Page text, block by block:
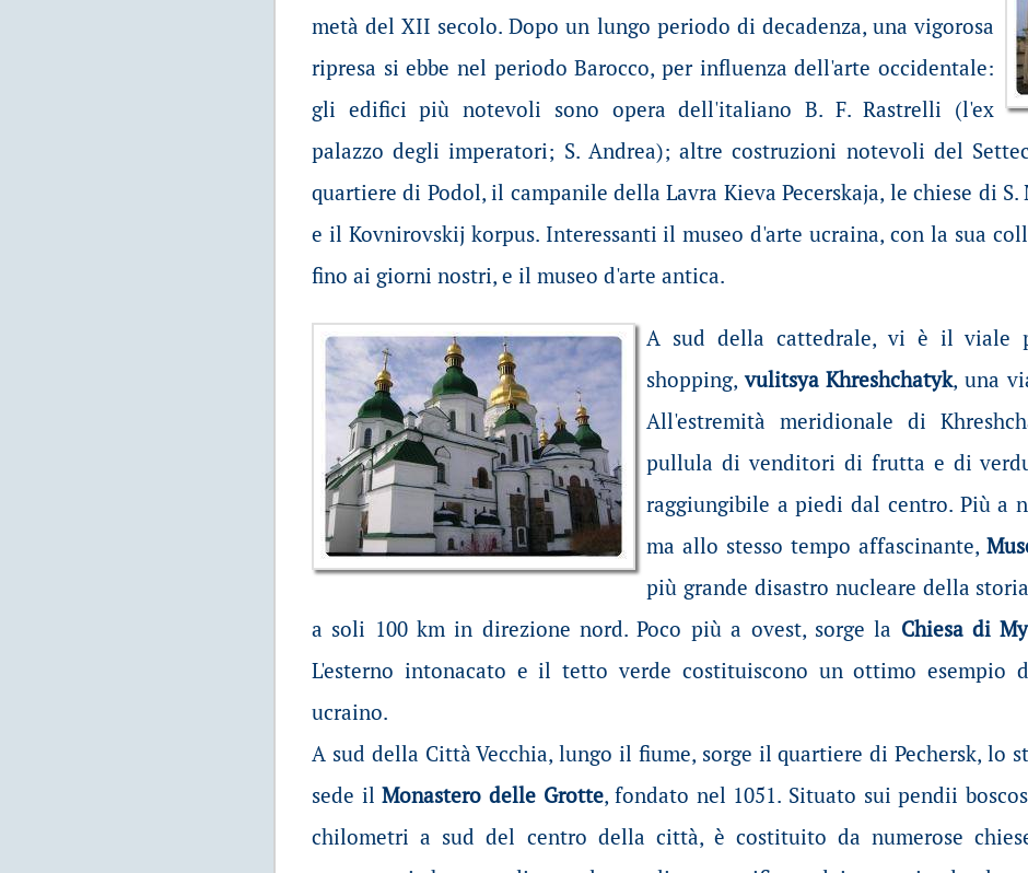
metà del XII secolo. Dopo un lungo periodo di decadenza, una vigorosa
ripresa si ebbe nel periodo Barocco, per influenza dell'arte occidentale:
gli edifici più notevoli sono opera dell'italiano B. F. Rastrelli (l'ex
palazzo degli imperatori; S. Andrea); altre costruzioni notevoli del
quartiere di Podol, il campanile della Lavra Kieva Pecerskaja, le chiese di
e il Kovnirovskij korpus. Interessanti il museo d'arte ucraina, con la sua
fino ai giorni nostri, e il museo d'arte antica.
A sud della cattedrale, vi è il viale
shopping,vulitsya Khreshchatyk, una
All'estremità meridionale di
pullula di venditori di frutta e di
raggiungibile a piedi dal centro. Più a
ma allo stesso tempo affascinante,
più grande disastro nucleare della
a soli 100 km in direzione nord. Poco più a ovest, sorge la Chiesa di
L'esterno intonacato e il tetto verde costituiscono un ottimo esempio
ucraino.
A sud della Città Vecchia, lungo il fiume, sorge il quartiere di Pechersk, lo
sede ilMonastero delle Grotte, fondato nel 1051. Situato sui pendii
chilometri a sud del centro della città, è costituito da numerose